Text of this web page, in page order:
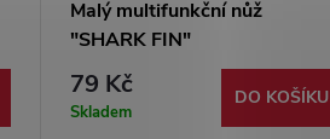
Malý multifunkční nůž
"SHARK FIN"
79 Kč
Skladem
DO KOŠÍKU